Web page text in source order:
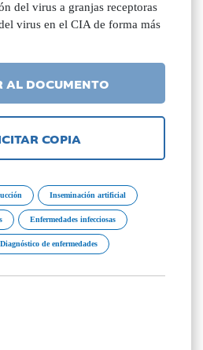
del virus a granjas receptoras
virus en el CIA de forma más
AL DOCUMENTO
COPIA
Inseminación artificial
Enfermedades infecciosas
Diagnóstico de enfermedades